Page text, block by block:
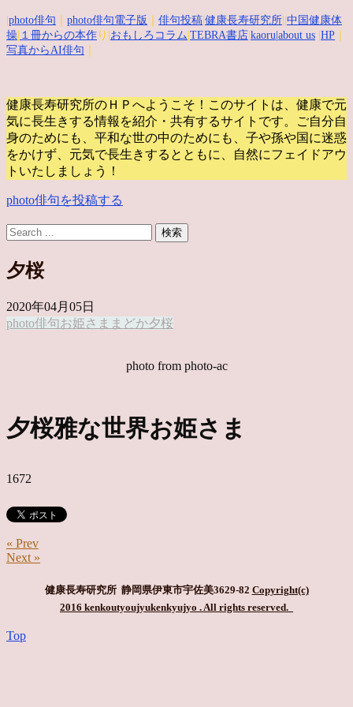
photo俳句 photo俳句電子版 俳句投稿 健康長寿研究所 中国健康体
操 １冊からの本作 り| おもしろコラム TEBRA書店 kaoru |about us HP
写真からAI俳句
健康長寿研究所のＨＰへようこそ！このサイトは、健康で元
気に長生きする情報を紹介・共有するサイトです。
ご自分自
身のためにも、平和な世の中のためにも、子や孫や国に迷惑
をかけず、元気で長生きするとともに、自然にフェイドアウ
トいたしましょう！
photo俳句を投稿する
夕桜
2020年04月05日
photo俳句お姫さま まどか夕桜
photo from photo-ac
夕桜雅な世界お姫さま
1672
« Prev
Next »
健康長寿研究所 静岡県伊東市宇佐美3629-82 Copyright(c)
2016 kenkoutyoujyukenkyujyo . All rights reserved.
Top